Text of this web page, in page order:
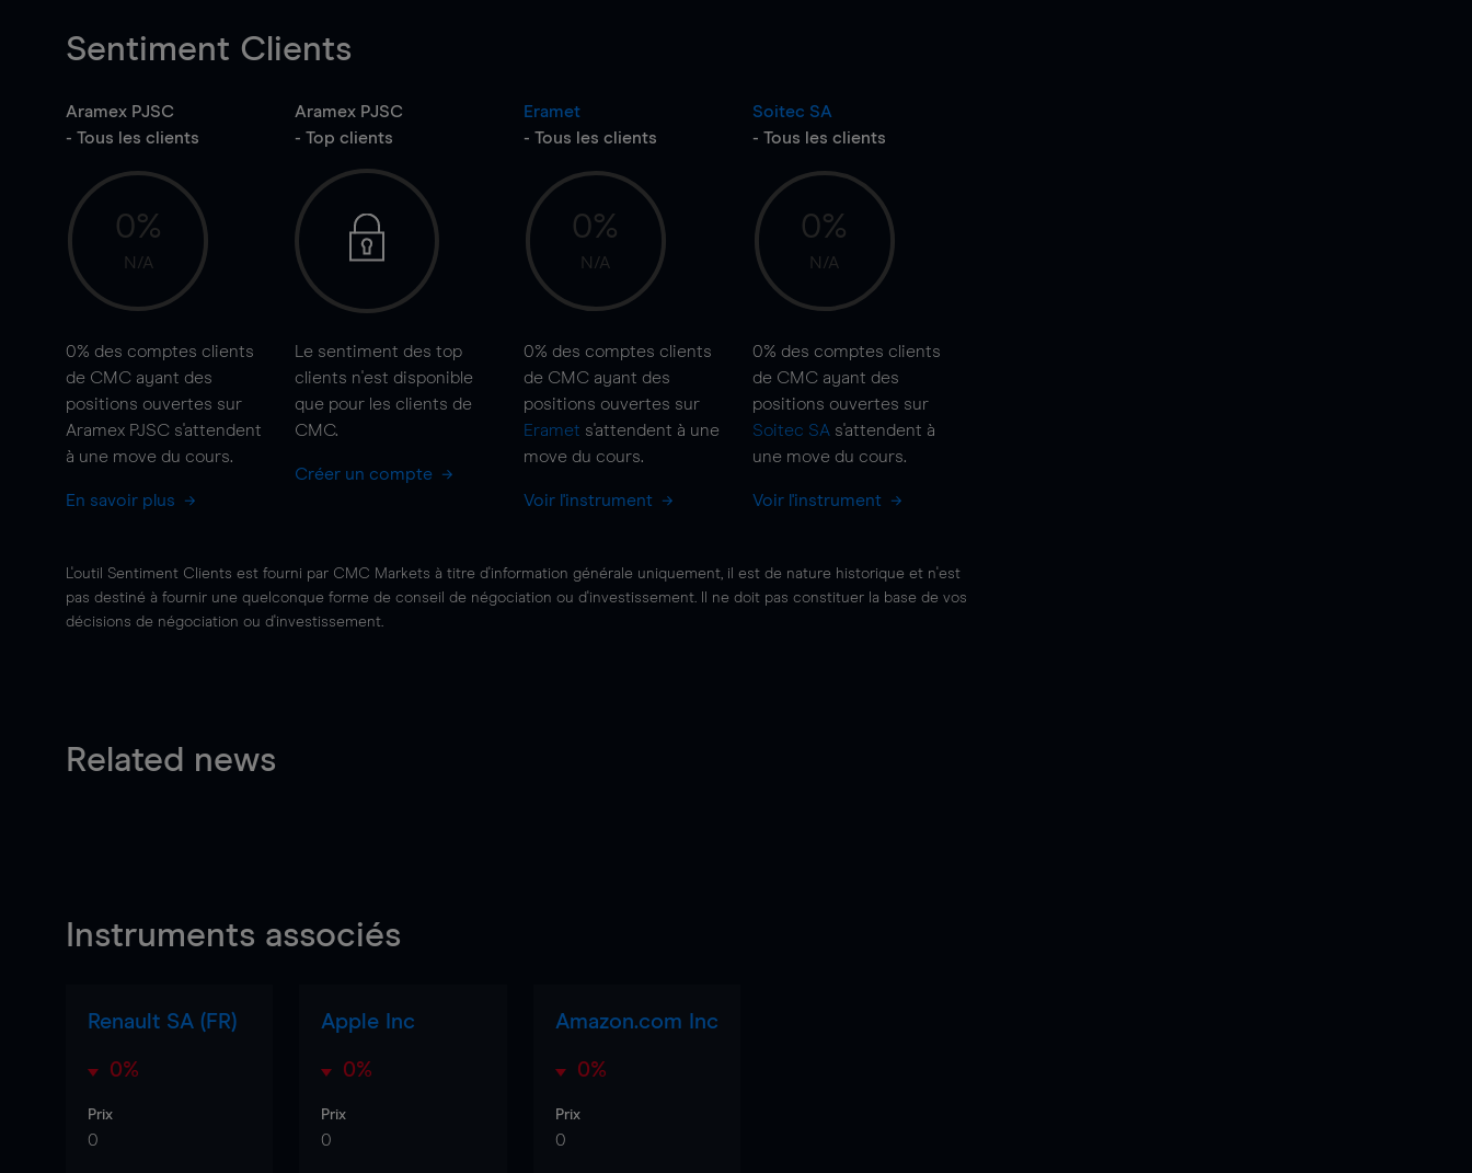
Sentiment Clients
Aramex PJSC
- Tous les clients
0%
N/A
0% des comptes clients
de CMC ayant des
positions ouvertes sur
Aramex PJSC s'attendent
à une move du cours.
En savoir plus
Aramex PJSC
- Top clients
Le sentiment des top
clients n'est disponible
que pour les clients de
CMC.
Créer un compte
Eramet
- Tous les clients
0%
N/A
0% des comptes clients
de CMC ayant des
positions ouvertes sur
Eramet s'attendent à une
move du cours.
Voir l'instrument
Soitec SA
- Tous les clients
0%
N/A
0% des comptes clients
de CMC ayant des
positions ouvertes sur
Soitec SA s'attendent à
une move du cours.
Voir l'instrument
L'outil Sentiment Clients est fourni par CMC Markets à titre d'information générale uniquement, il est de nature historique et n'est
pas destiné à fournir une quelconque forme de conseil de négociation ou d'investissement. Il ne doit pas constituer la base de vos
décisions de négociation ou d'investissement.
Related news
Instruments associés
Renault SA (FR)
0%
Prix
0
Apple Inc
0%
Prix
0
Amazon.com Inc
0%
Prix
0